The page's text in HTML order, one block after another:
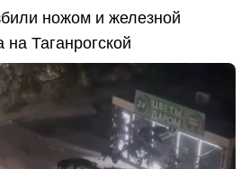
ножом и железной
Таганрогской